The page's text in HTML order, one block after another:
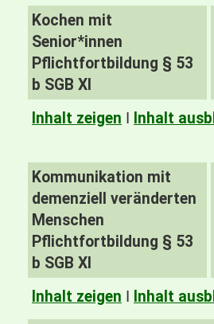
Kochen mit
Senior*innen
Pflichtfortbildung § 53
b SGB XI
Inhalt zeigen I Inhalt
Kommunikation mit
demenziell veränderten
Menschen
Pflichtfortbildung § 53
b SGB XI
Inhalt zeigen I Inhalt